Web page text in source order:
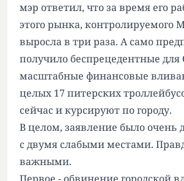
мэр ответил, что за время его
этого рынка, контролируемого
выросла в три раза. А само
получило беспрецедентные для
масштабные финансовые
целых 17 питерских
сейчас и курсируют по городу.
В целом, заявление было очень
с двумя слабыми местами.
важными.